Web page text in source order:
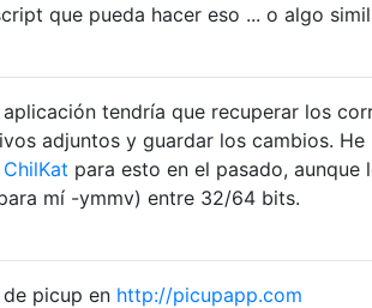
que pueda hacer eso ... o algo
aplicación tendría que recuperar los
adjuntos y guardar los cambios.
ChilKat para esto en el pasado,
mí -ymmv) entre 32/64 bits.
picup en http://picupapp.com